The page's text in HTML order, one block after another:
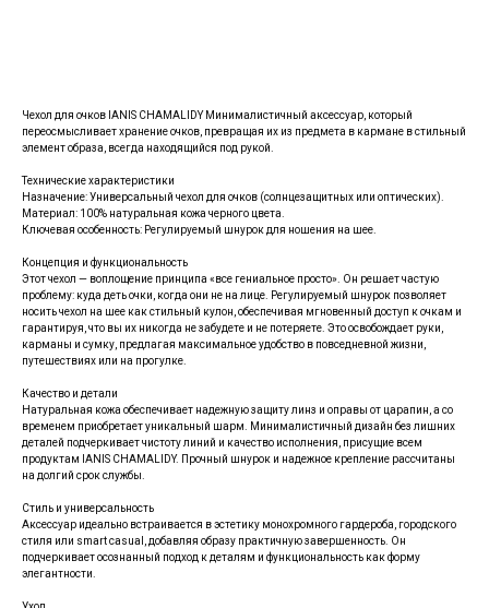
Чехол для очков IANIS CHAMALIDY Минималистичный аксессуар, который
переосмысливает хранение очков, превращая их из предмета в кармане в стильный
элемент образа, всегда находящийся под рукой.
Технические характеристики
Назначение: Универсальный чехол для очков (солнцезащитных или оптических).
Материал: 100% натуральная кожа черного цвета.
Ключевая особенность: Регулируемый шнурок для ношения на шее.
Концепция и функциональность
Этот чехол — воплощение принципа «все гениальное просто». Он решает частую
проблему: куда деть очки, когда они не на лице. Регулируемый шнурок позволяет
носить чехол на шее как стильный кулон, обеспечивая мгновенный доступ к очкам и
гарантируя, что вы их никогда не забудете и не потеряете. Это освобождает руки,
карманы и сумку, предлагая максимальное удобство в повседневной жизни,
путешествиях или на прогулке.
Качество и детали
Натуральная кожа обеспечивает надежную защиту линз и оправы от царапин, а со
временем приобретает уникальный шарм. Минималистичный дизайн без лишних
деталей подчеркивает чистоту линий и качество исполнения, присущие всем
продуктам IANIS CHAMALIDY. Прочный шнурок и надежное крепление рассчитаны
на долгий срок службы.
Стиль и универсальность
Аксессуар идеально встраивается в эстетику монохромного гардероба, городского
стиля или smart casual, добавляя образу практичную завершенность. Он
подчеркивает осознанный подход к деталям и функциональность как форму
элегантности.